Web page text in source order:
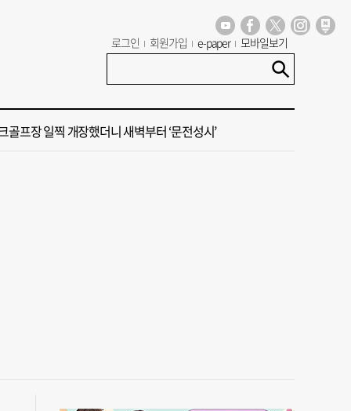
로그인 회원가입 e-paper 모바일보기
인 ‘부산 아파트 시장’ 청약 미달·미분양 심화
청사, 북항 재개발 부지 복합항만지구 확정
골프장 일찍 개장했더니 새벽부터 ‘문전성시’